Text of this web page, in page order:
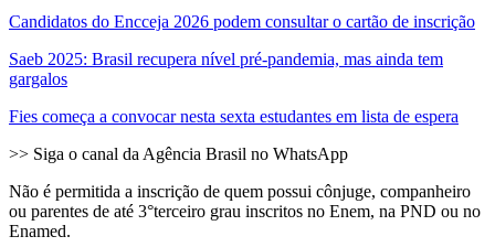
Candidatos do Encceja 2026 podem consultar o cartão de inscrição
Saeb 2025: Brasil recupera nível pré-pandemia, mas ainda tem
gargalos
Fies começa a convocar nesta sexta estudantes em lista de espera
>> Siga o canal da Agência Brasil no WhatsApp
Não é permitida a inscrição de quem possui cônjuge, companheiro
ou parentes de até 3°terceiro grau inscritos no Enem, na PND ou no
Enamed.